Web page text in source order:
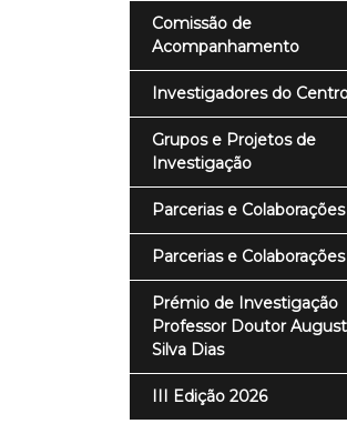
Comissão de
Acompanhamento
Investigadores do
Grupos e Projetos de
Investigação
Parcerias e Colaborações
Parcerias e Colaborações
Prémio de Investigação
Professor Doutor
Silva Dias
III Edição 2026